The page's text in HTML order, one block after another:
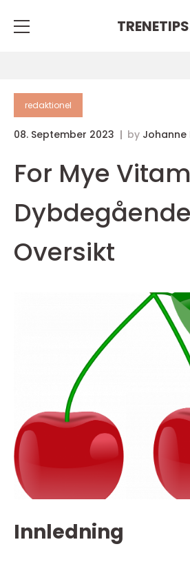
redaktionel
08. September 2023 by Johanne
For Mye
Dybdegående
Oversikt
Innledning